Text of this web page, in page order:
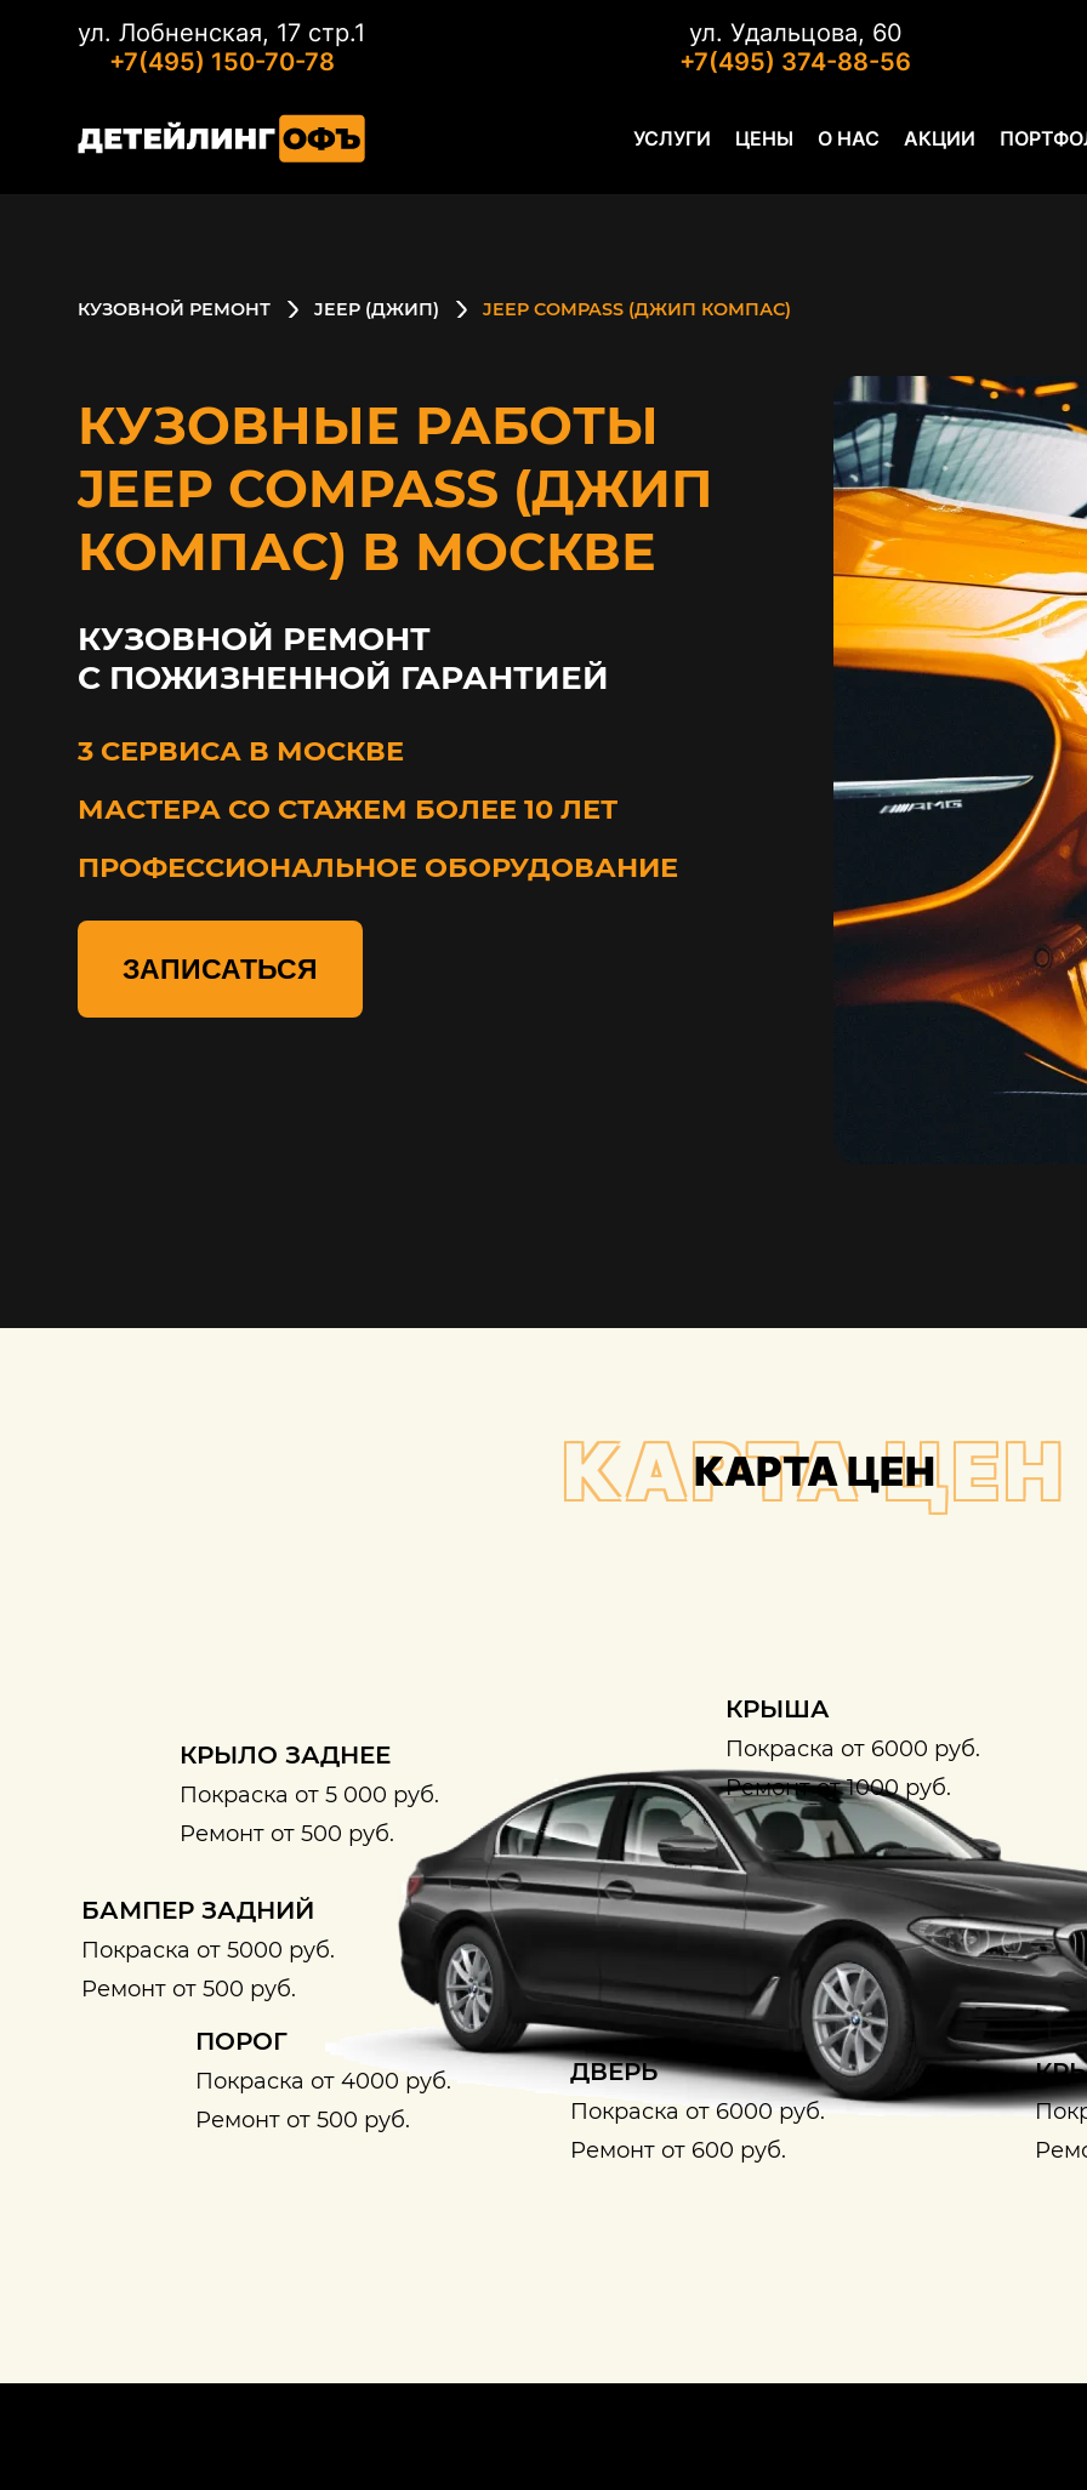
ул. Лобненская, 17 стр.1
+7(495) 150-70-78
ул. Удальцова, 60
+7(495) 374-88-56
УСЛУГИ ЦЕНЫ О НАС АКЦИИ
КУЗОВНОЙ РЕМОНТ JEEP (ДЖИП) JEEP COMPASS (ДЖИП КОМПАС)
КУЗОВНЫЕ РАБОТЫ
JEEP COMPASS (ДЖИП
КОМПАС) В МОСКВЕ
КУЗОВНОЙ РЕМОНТ
С ПОЖИЗНЕННОЙ ГАРАНТИЕЙ
3 СЕРВИСА В МОСКВЕ
МАСТЕРА СО СТАЖЕМ БОЛЕЕ 10 ЛЕТ
ПРОФЕССИОНАЛЬНОЕ ОБОРУДОВАНИЕ
ЗАПИСАТЬСЯ
КАРТА ЦЕН
КАРТА ЦЕН
КРЫША
Покраска от 6000 руб.
Ремонт от 1000 руб.
КРЫЛО ЗАДНЕЕ
Покраска от 5 000 руб.
Ремонт от 500 руб.
БАМПЕР ЗАДНИЙ
Покраска от 5000 руб.
Ремонт от 500 руб.
ПОРОГ
Покраска от 4000 руб.
Ремонт от 500 руб.
ДВЕРЬ
Покраска от 6000 руб.
Ремонт от 600 руб.